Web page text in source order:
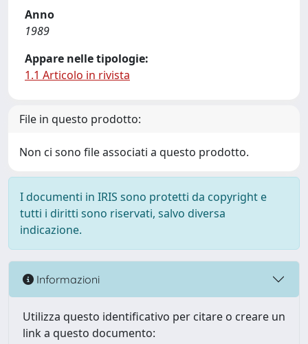
Anno
1989
Appare nelle tipologie:
1.1 Articolo in rivista
File in questo prodotto:
Non ci sono file associati a questo prodotto.
I documenti in IRIS sono protetti da copyright e
tutti i diritti sono riservati, salvo diversa
indicazione.
Informazioni
Utilizza questo identificativo per citare o creare un
link a questo documento: